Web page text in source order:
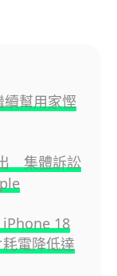
幫用家慳
集體訴訟
18
電降低達